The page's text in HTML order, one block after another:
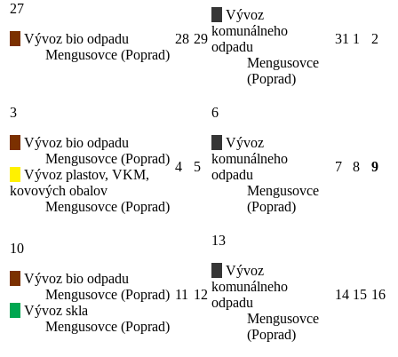
27
Vývoz bio odpadu
Mengusovce (Poprad)
28 29
Vývoz
komunálneho
odpadu
Mengusovce
(Poprad)
31 1 2
3
Vývoz bio odpadu
Mengusovce (Poprad)
Vývoz plastov, VKM,
kovových obalov
Mengusovce (Poprad)
4 5
6
Vývoz
komunálneho
odpadu
Mengusovce
(Poprad)
7 8 9
10
Vývoz bio odpadu
Mengusovce (Poprad)
Vývoz skla
Mengusovce (Poprad)
11 12
13
Vývoz
komunálneho
odpadu
Mengusovce
(Poprad)
14 15 16